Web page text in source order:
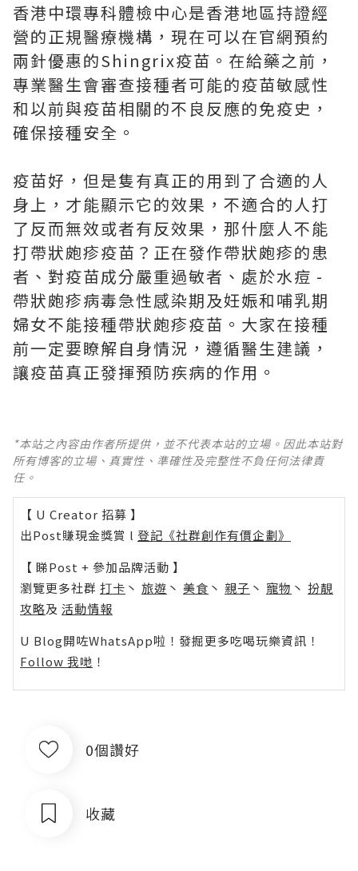
香港中環專科體檢中心是香港地區持證經
營的正規醫療機構，現在可以在官網預約
兩針優惠的Shingrix疫苗。在給藥之前，
專業醫生會審查接種者可能的疫苗敏感性
和以前與疫苗相關的不良反應的免疫史，
確保接種安全。
疫苗好，但是隻有真正的用到了合適的人
身上，才能顯示它的效果，不適合的人打
了反而無效或者有反效果，那什麼人不能
打帶狀皰疹疫苗？正在發作帶狀皰疹的患
者、對疫苗成分嚴重過敏者、處於水痘 -
帶狀皰疹病毒急性感染期及妊娠和哺乳期
婦女不能接種帶狀皰疹疫苗。大家在接種
前一定要瞭解自身情況，遵循醫生建議，
讓疫苗真正發揮預防疾病的作用。
*本站之內容由作者所提供，並不代表本站的立場。因此本站對
所有博客的立場、真實性、準確性及完整性不負任何法律責
任。
【 U Creator 招募 】
出Post賺現金獎賞 l 登記《社群創作有價企劃》
【 睇Post + 參加品牌活動 】
瀏覽更多社群 打卡 丶 旅遊 丶 美食 丶 親子 丶 寵物 丶 扮靚
攻略及 活動情報
U Blog開咗WhatsApp啦！發掘更多吃喝玩樂資訊！
Follow 我哋 ！
0個讚好
收藏